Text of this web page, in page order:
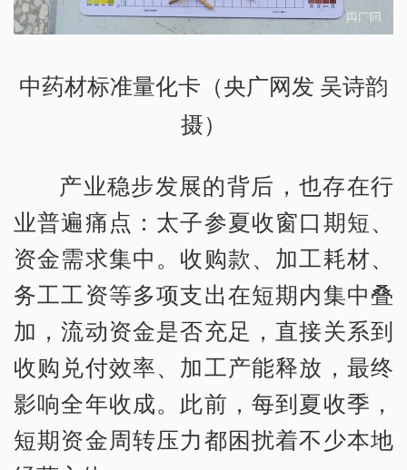
中药材标准量化卡（央广网发 吴诗韵
摄）
产业稳步发展的背后，也存在行
业普遍痛点：太子参夏收窗口期短、
资金需求集中。收购款、加工耗材、
务工工资等多项支出在短期内集中叠
加，流动资金是否充足，直接关系到
收购兑付效率、加工产能释放，最终
影响全年收成。此前，每到夏收季，
短期资金周转压力都困扰着不少本地